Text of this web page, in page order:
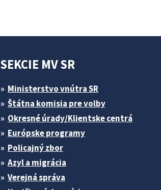
SEKCIE MV SR
Ministerstvo vnútra SR
Štátna komisia pre volby
Okresné úrady/Klientske centrá
Európske programy
Policajný zbor
Azyl a migrácia
Verejná správa